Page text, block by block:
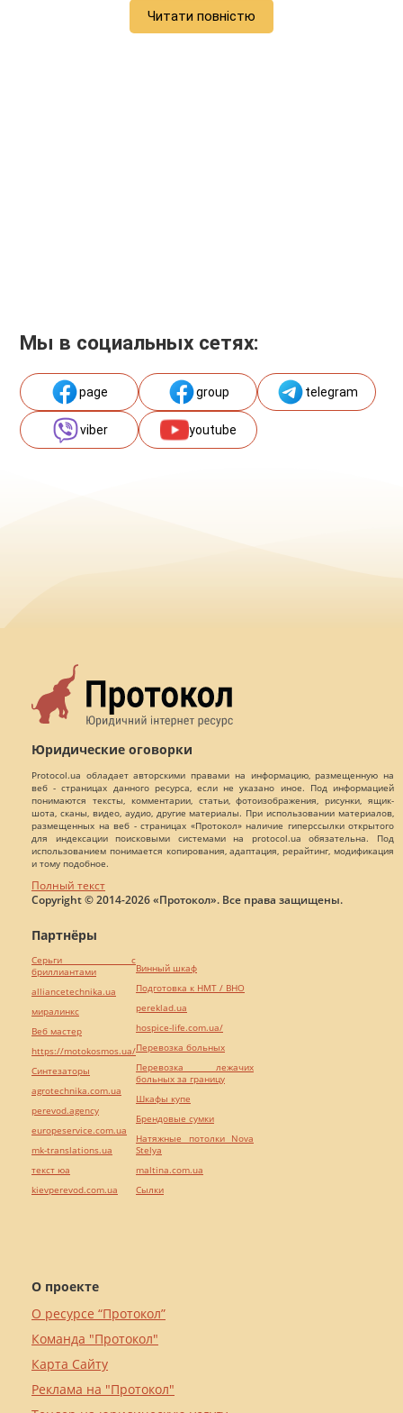
Читати повністю
Мы в социальных сетях:
page group telegram
viber youtube
Юридические оговорки
Protocol.ua обладает авторскими правами на информацию, размещенную на
веб - страницах данного ресурса, если не указано иное. Под информацией
понимаются тексты, комментарии, статьи, фотоизображения, рисунки, ящик-
шота, сканы, видео, аудио, другие материалы. При использовании материалов,
размещенных на веб - страницах «Протокол» наличие гиперссылки открытого
для индексации поисковыми системами на protocol.ua обязательна. Под
использованием понимается копирования, адаптация, рерайтинг, модификация
и тому подобное.
Полный текст
Copyright © 2014-2026 «Протокол». Все права защищены.
О проекте
О ресурсе “Протокол”
Команда "Протокол"
Карта Сайту
Реклама на "Протокол"
Партнёры
Серьги с
бриллиантами
alliancetechnika.ua
миралинкс
Веб мастер
https://motokosmos.ua/
Синтезаторы
agrotechnika.com.ua
perevod.agency
europeservice.com.ua
mk-translations.ua
текст юа
kievperevod.com.ua
Винный шкаф
Подготовка к НМТ / ВНО
pereklad.ua
hospice-life.com.ua/
Перевозка больных
Перевозка лежачих
больных за границу
Шкафы купе
Брендовые сумки
Натяжные потолки Nova
Stelya
maltina.com.ua
Cылки